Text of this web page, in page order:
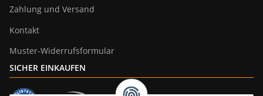
Zahlung und Versand
Kontakt
Muster-Widerrufsformular
SICHER EINKAUFEN